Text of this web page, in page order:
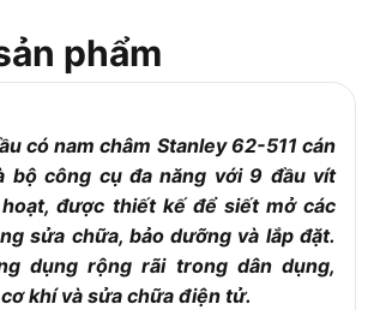
vít nhọn (Awl)
cầm cao su
tua vít: Thép mạ chrome, xử lý nhiệt độ
chống gỉ và ăn mòn
cầm: Nhựa cao cấp bọc cao su, chống
chống trơn trượt
phẩm
có nam châm Stanley 62-511 cán
bộ công cụ đa năng với 9 đầu vít
được thiết kế để siết mở các
sửa chữa, bảo dưỡng và lắp đặt.
dụng rộng rãi trong dân dụng,
khí và sửa chữa điện tử.